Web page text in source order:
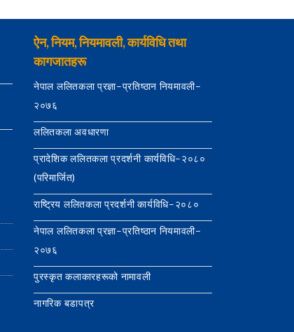
ऐन, नियम, नियमावली, कार्यविधि तथा
कागजातहरू
नेपाल ललितकला प्रज्ञा–प्रतिष्ठान नियमावली–
२०७६
ललितकला अवधारणा
प्रादेशिक ललितकला प्रदर्शनी कार्यविधि–२०८०
(परिमार्जित)
राष्ट्रिय ललितकला प्रदर्शनी कार्यविधि–२०८०
नेपाल ललितकला प्रज्ञा–प्रतिष्ठान नियमावली–
२०७६
पुरस्कृत कलाकारहरूको नामावली
नागरिक बडापत्र